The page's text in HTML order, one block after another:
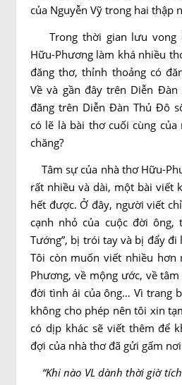
của Nguyễn Vỹ trong hai thập
Trong thời gian lưu vong
Hữu-Phương làm khá nhiều
đăng thơ, thỉnh thoảng có
Về và gần đây trên Diễn
đăng trên Diễn Ðàn Thủ Ðô
có lẽ là bài thơ cuối cùng
chăng?
Tâm sự của nhà thơ Hữu-
rất nhiều và dài, một bài viết
hết được. Ở đây, người viết
cạnh nhỏ của cuộc đời ông,
Tướng”, bị trói tay và bị đẩy
Tôi còn muốn viết nhiều hơn
Phương, về mộng ước, về
đời tình ái của ông… Vì trang
không cho phép nên tôi xin
có dịp khác sẽ viết thêm để
đợi của nhà thơ đã gửi gấm
“Khi nào VL dành thời giờ